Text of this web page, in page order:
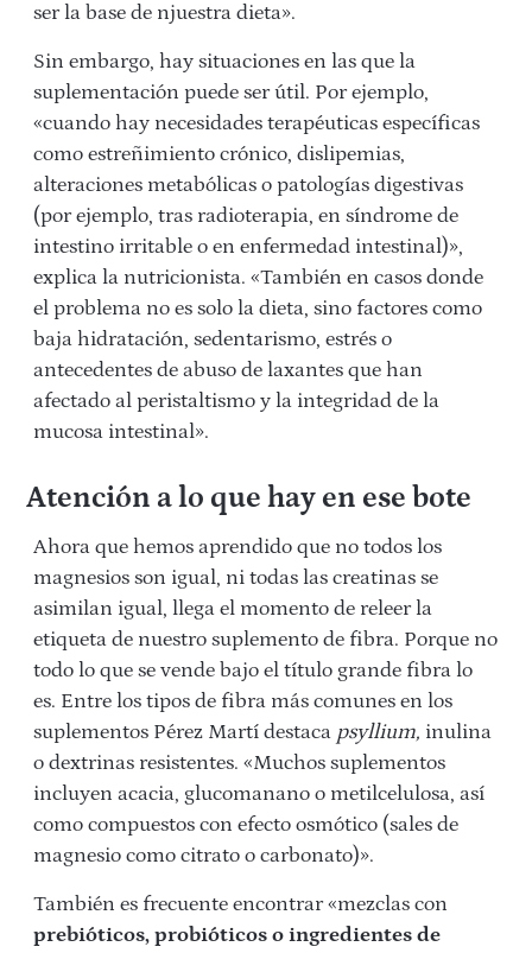
ser la base de njuestra dieta».
Sin embargo, hay situaciones en las que la
suplementación puede ser útil. Por ejemplo,
«cuando hay necesidades terapéuticas específicas
como estreñimiento crónico, dislipemias,
alteraciones metabólicas o patologías digestivas
(por ejemplo, tras radioterapia, en síndrome de
intestino irritable o en enfermedad intestinal)»,
explica la nutricionista. «También en casos donde
el problema no es solo la dieta, sino factores como
baja hidratación, sedentarismo, estrés o
antecedentes de abuso de laxantes que han
afectado al peristaltismo y la integridad de la
mucosa intestinal».
Atención a lo que hay en ese bote
Ahora que hemos aprendido que no todos los
magnesios son igual, ni todas las creatinas se
asimilan igual, llega el momento de releer la
etiqueta de nuestro suplemento de fibra. Porque no
todo lo que se vende bajo el título grande fibra lo
es. Entre los tipos de fibra más comunes en los
suplementos Pérez Martí destaca psyllium, inulina
o dextrinas resistentes. «Muchos suplementos
incluyen acacia, glucomanano o metilcelulosa, así
como compuestos con efecto osmótico (sales de
magnesio como citrato o carbonato)».
También es frecuente encontrar «mezclas con
prebióticos, probióticos o ingredientes de